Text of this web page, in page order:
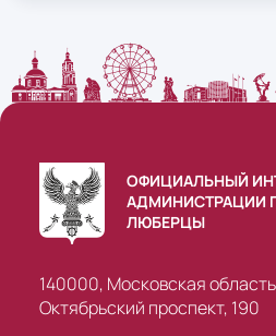
ОФИЦИАЛЬНЫЙ
АДМИНИСТРАЦИИ
ЛЮБЕРЦЫ
140000, Московская
Октябрьский проспект, 190